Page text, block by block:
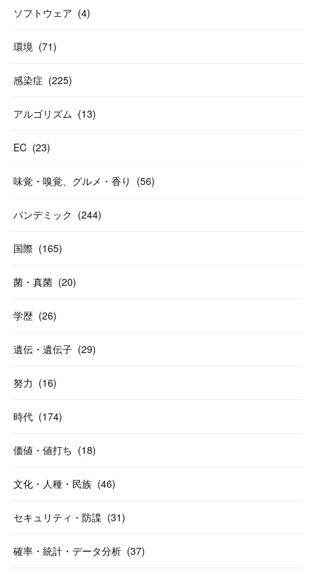
ソフトウェア (4)
環境 (71)
感染症 (225)
アルゴリズム (13)
EC (23)
味覚・嗅覚、グルメ・香り (56)
パンデミック (244)
国際 (165)
菌・真菌 (20)
学歴 (26)
遺伝・遺伝子 (29)
努力 (16)
時代 (174)
価値・値打ち (18)
文化・人種・民族 (46)
セキュリティ・防諜 (31)
確率・統計・データ分析 (37)